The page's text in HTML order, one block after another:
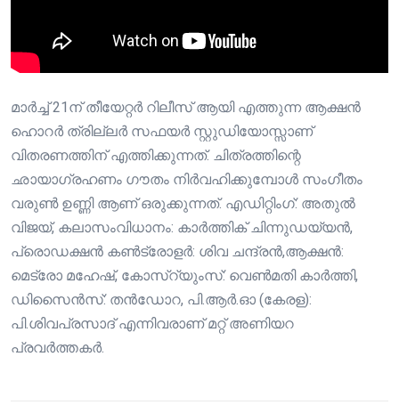
മാർച്ച് 21ന് തീയേറ്റർ റിലീസ് ആയി എത്തുന്ന ആക്ഷൻ
ഹൊറർ ത്രില്ലർ സഫയർ സ്റ്റുഡിയോസ്സാണ്
വിതരണത്തിന് എത്തിക്കുന്നത്. ചിത്രത്തിന്റെ
ഛായാഗ്രഹണം ഗൗതം നിർവഹിക്കുമ്പോൾ സംഗീതം
വരുൺ ഉണ്ണി ആണ് ഒരുക്കുന്നത്. എഡിറ്റിംഗ്: അതുൽ
വിജയ്, കലാസംവിധാനം: കാർത്തിക് ചിന്നുഡയ്യൻ,
പ്രൊഡക്ഷൻ കൺട്രോളർ: ശിവ ചന്ദ്രൻ,ആക്ഷൻ:
മെട്രോ മഹേഷ്, കോസ്റ്യുംസ്: വെൺമതി കാർത്തി,
ഡിസൈൻസ്: തൻഡോറ, പി.ആർ.ഓ (കേരള):
പി.ശിവപ്രസാദ് എന്നിവരാണ് മറ്റ് അണിയറ
പ്രവർത്തകർ.